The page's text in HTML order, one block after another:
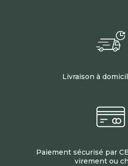
Livraison à
Paiement sécurisé par
virement ou